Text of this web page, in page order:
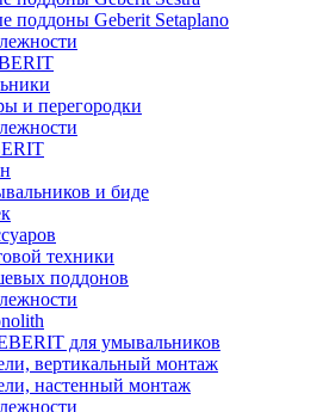
поддоны Geberit Setaplano
и перегородки
и биде
техники
поддонов
для умывальников
вертикальный монтаж
настенный монтаж